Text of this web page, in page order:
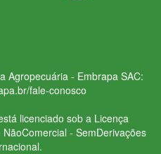
Agropecuária - Embrapa SAC:
fale-conosco
licenciado sob a Licença
- SemDerivações